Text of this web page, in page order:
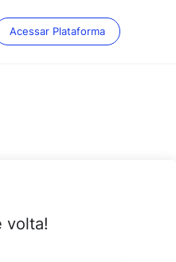
Acessar Plataforma
volta!